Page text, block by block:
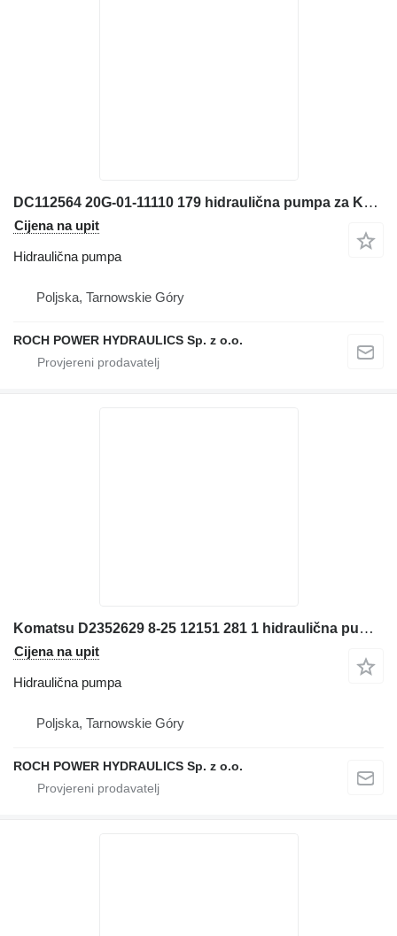
DC112564 20G-01-11110 179 hidraulična pumpa za Komatsu bagera
Cijena na upit
Hidraulična pumpa
Poljska, Tarnowskie Góry
ROCH POWER HYDRAULICS Sp. z o.o.
Komatsu D2352629 8-25 12151 281 1 hidraulična pumpa za bagera
Cijena na upit
Hidraulična pumpa
Poljska, Tarnowskie Góry
ROCH POWER HYDRAULICS Sp. z o.o.